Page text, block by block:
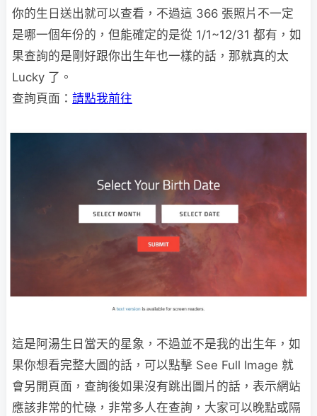
你的生日送出就可以查看，不過這 366 張照片不一定
是哪一個年份的，但能確定的是從 1/1~12/31 都有，如
果查詢的是剛好跟你出生年也一樣的話，那就真的太
Lucky 了。
查詢頁面： 請點我前往
這是阿湯生日當天的星象，不過並不是我的出生年，如
果你想看完整大圖的話，可以點擊 See Full Image 就
會另開頁面，查詢後如果沒有跳出圖片的話，表示網站
應該非常的忙碌，非常多人在查詢，大家可以晚點或隔